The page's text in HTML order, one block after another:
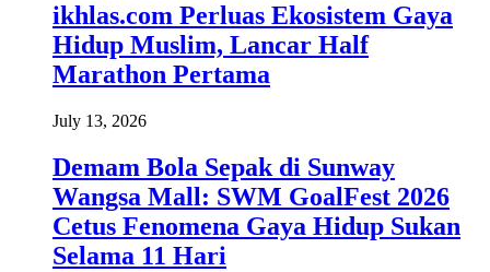
ikhlas.com Perluas Ekosistem Gaya
Hidup Muslim, Lancar Half
Marathon Pertama
July 13, 2026
Demam Bola Sepak di Sunway
Wangsa Mall: SWM GoalFest 2026
Cetus Fenomena Gaya Hidup Sukan
Selama 11 Hari